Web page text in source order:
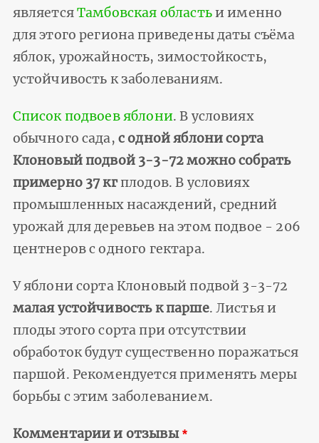
являетсяТамбовская областьи именно
для этого региона приведены даты съёма
яблок, урожайность, зимостойкость,
устойчивость к заболеваниям.
Список подвоев яблони. В условиях
обычного сада, с одной яблони сорта
Клоновый подвой 3-3-72 можно собрать
примерно 37 кгплодов. В условиях
промышленных насаждений, средний
урожай для деревьев на этом подвое - 206
центнеров с одного гектара.
У яблони сорта Клоновый подвой 3-3-72
малая устойчивость к парше. Листья и
плоды этого сорта при отсутствии
обработок будут существенно поражаться
паршой. Рекомендуется применять меры
борьбы с этим заболеванием.
Комментарии и отзывы